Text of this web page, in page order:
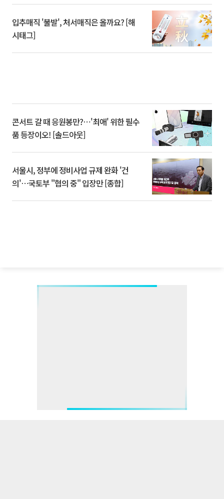
입추매직 '불발', 처서매직은 올까요? [해
시태그]
콘서트 갈 때 응원봉만?⋯'최애' 위한 필수
품 등장이오! [솔드아웃]
서울시, 정부에 정비사업 규제 완화 '건
의'⋯국토부 "협의 중" 입장만 [종합]